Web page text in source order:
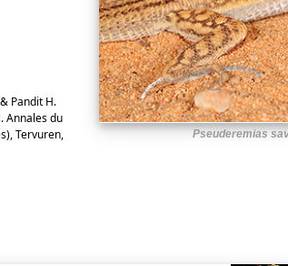
Pandit H.
Annales du
Tervuren,
Pseuderemias